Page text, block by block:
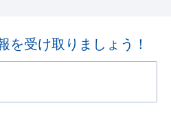
を受け取りましょう！